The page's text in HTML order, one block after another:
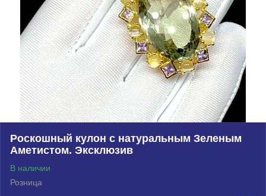
Роскошный кулон с натуральным Зеленым
Аметистом. Эксклюзив
В наличии
Розница